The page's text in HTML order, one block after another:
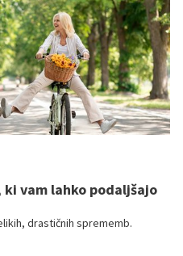
vam lahko podaljšajo
drastičnih sprememb.